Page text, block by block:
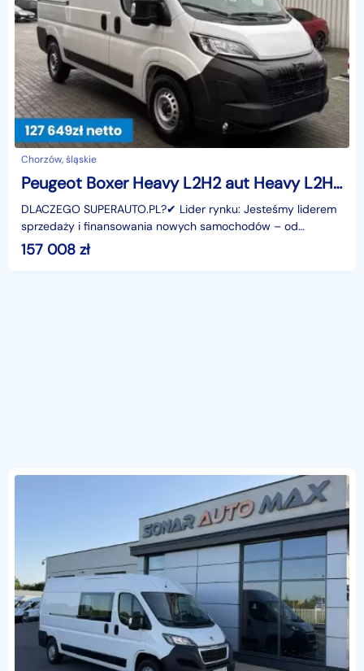
Chorzów, śląskie
Peugeot Boxer Heavy L2H2 aut Heavy L2H2 aut 2.2 180KM
DLACZEGO SUPERAUTO.PL?✔ Lider rynku: Jesteśmy liderem
sprzedaży i finansowania nowych samochodów – od
osobowych, przez dostawcze, po segment premium.✔
157 008 zł